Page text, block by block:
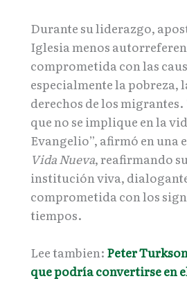
Durante su liderazgo,
Iglesia menos
comprometida con las
especialmente la pobreza,
derechos de los
que no se implique en la
Evangelio”, afirmó en una
Vida Nueva, reafirmando
institución viva,
comprometida con los
tiempos.
Lee tambien: Peter
que podría convertirse en